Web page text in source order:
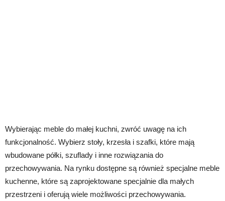
Wybierając meble do małej kuchni, zwróć uwagę na ich
funkcjonalność. Wybierz stoły, krzesła i szafki, które mają
wbudowane półki, szuflady i inne rozwiązania do
przechowywania. Na rynku dostępne są również specjalne meble
kuchenne, które są zaprojektowane specjalnie dla małych
przestrzeni i oferują wiele możliwości przechowywania.